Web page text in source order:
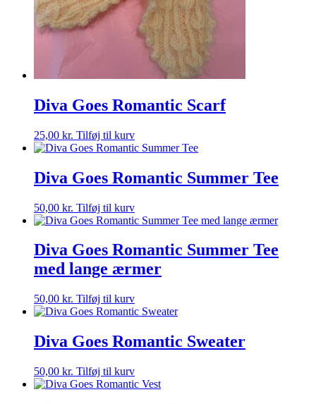
Diva Goes Romantic Scarf
25,00 kr. Tilføj til kurv
Diva Goes Romantic Summer Tee
50,00 kr. Tilføj til kurv
Diva Goes Romantic Summer Tee
med lange ærmer
50,00 kr. Tilføj til kurv
Diva Goes Romantic Sweater
50,00 kr. Tilføj til kurv